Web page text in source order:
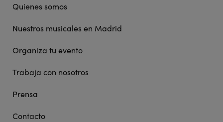
Quienes somos
Nuestros musicales en Madrid
Organiza tu evento
Trabaja con nosotros
Prensa
Contacto